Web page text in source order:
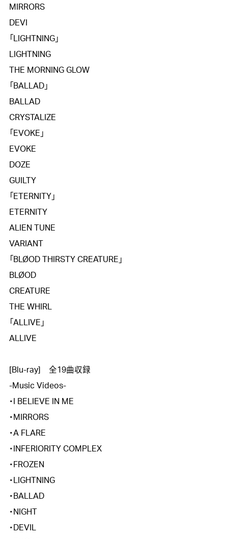
MIRRORS
DEVI
「LIGHTNING」
LIGHTNING
THE MORNING GLOW
「BALLAD」
BALLAD
CRYSTALIZE
「EVOKE」
EVOKE
DOZE
GUILTY
「ETERNITY」
ETERNITY
ALIEN TUNE
VARIANT
「BLØOD THIRSTY CREATURE」
BLØOD
CREATURE
THE WHIRL
「ALLIVE」
ALLIVE
[Blu-ray]　全19曲収録
-Music Videos-
・I BELIEVE IN ME
・MIRRORS
・A FLARE
・INFERIORITY COMPLEX
・FROZEN
・LIGHTNING
・BALLAD
・NIGHT
・DEVIL